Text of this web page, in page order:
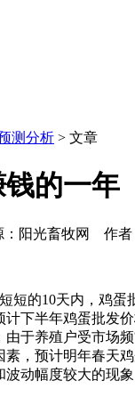
测分析 > 文章
钱的一年
阳光畜牧网 作者
的10天内，鸡蛋批
计下半年鸡蛋批发
于养殖户受市场
，预计明年春天
幅度较大的现象